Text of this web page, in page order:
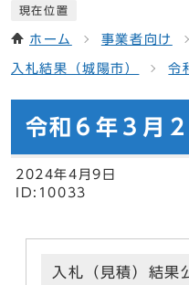
現在位置
ホーム 事業者向け
入札結果（城陽市） 令
令和６年３月
2024年4月9日
ID:10033
入札（見積）結果